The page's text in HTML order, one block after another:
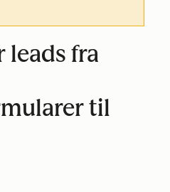
leads fra
til